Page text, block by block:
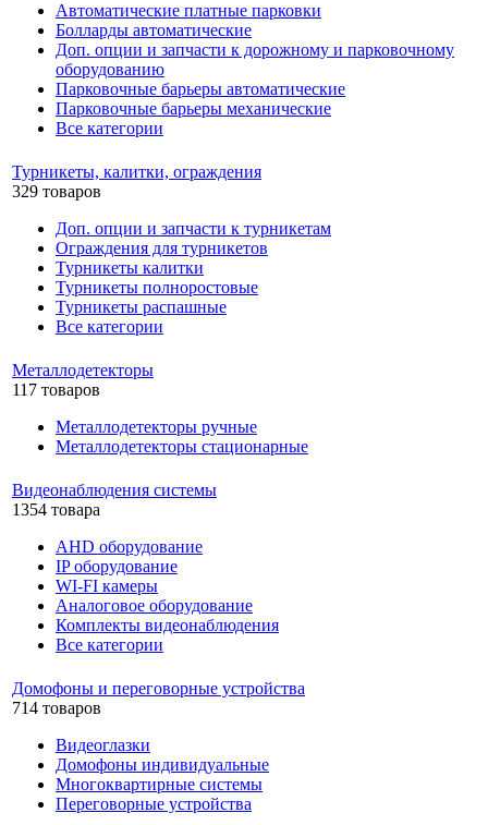
Автоматические платные парковки
Болларды автоматические
Доп. опции и запчасти к дорожному и парковочному
оборудованию
Парковочные барьеры автоматические
Парковочные барьеры механические
Все категории
Турникеты, калитки, ограждения
329 товаров
Доп. опции и запчасти к турникетам
Ограждения для турникетов
Турникеты калитки
Турникеты полноростовые
Турникеты распашные
Все категории
Металлодетекторы
117 товаров
Металлодетекторы ручные
Металлодетекторы стационарные
Видеонаблюдения cистемы
1354 товара
AHD оборудование
IP оборудование
WI-FI камеры
Аналоговое оборудование
Комплекты видеонаблюдения
Все категории
Домофоны и переговорные устройства
714 товаров
Видеоглазки
Домофоны индивидуальные
Многоквартирные системы
Переговорные устройства